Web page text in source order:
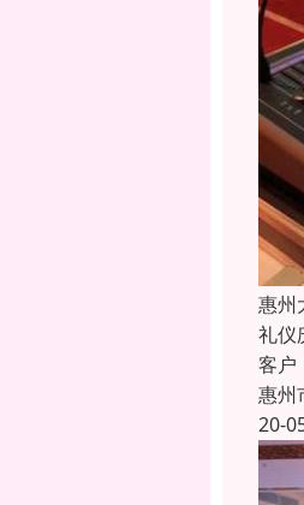
惠州
礼仪
客户
惠州
20-